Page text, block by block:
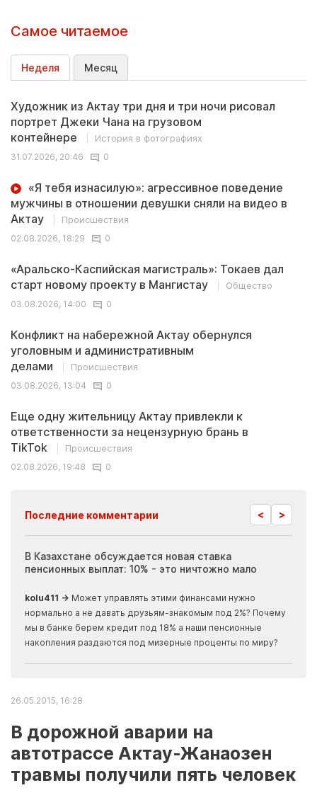
Самое читаемое
Неделя Месяц
Художник из Актау три дня и три ночи рисовал
портрет Джеки Чана на грузовом
контейнере
История в фотографиях
31.07.2026, 20:46
0
«Я тебя изнасилую»: агрессивное поведение
мужчины в отношении девушки сняли на видео в
Актау
Происшествия
02.08.2026, 18:29
0
«Аральско-Каспийская магистраль»: Токаев дал
старт новому проекту в Мангистау
Общество
03.08.2026, 14:00
0
Конфликт на набережной Актау обернулся
уголовным и административным
делами
Происшествия
03.08.2026, 13:04
0
Еще одну жительницу Актау привлекли к
ответственности за нецензурную брань в
TikTok
Происшествия
02.08.2026, 19:48
0
Последние комментарии < >
В Казахстане обсуждается новая ставка
пенсионных выплат: 10% - это ничтожно мало
kolu411 → Может управлять этими финансами нужно
нормально а не давать друзьям-знакомым под 2%? Почему
мы в банке берем кредит под 18% а наши пенсионные
накопления раздаются под мизерные проценты по миру?
26.05.2015, 16:28
В дорожной аварии на
автотрассе Актау-Жанаозен
травмы получили пять человек